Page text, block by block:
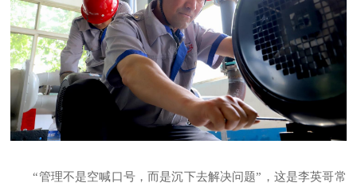
“管理不是空喊口号，而是沉下去解决问题”，这是李英哥常